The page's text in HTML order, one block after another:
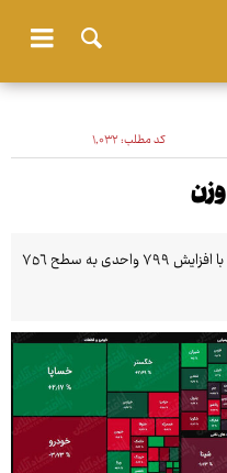
کد مطلب:۱٬۰۳۲
در معاملات امروز بازار سهام، شاخص‌ هم وزن با افزایش ٧٩٩ واحدی به سطح ٧٥٦